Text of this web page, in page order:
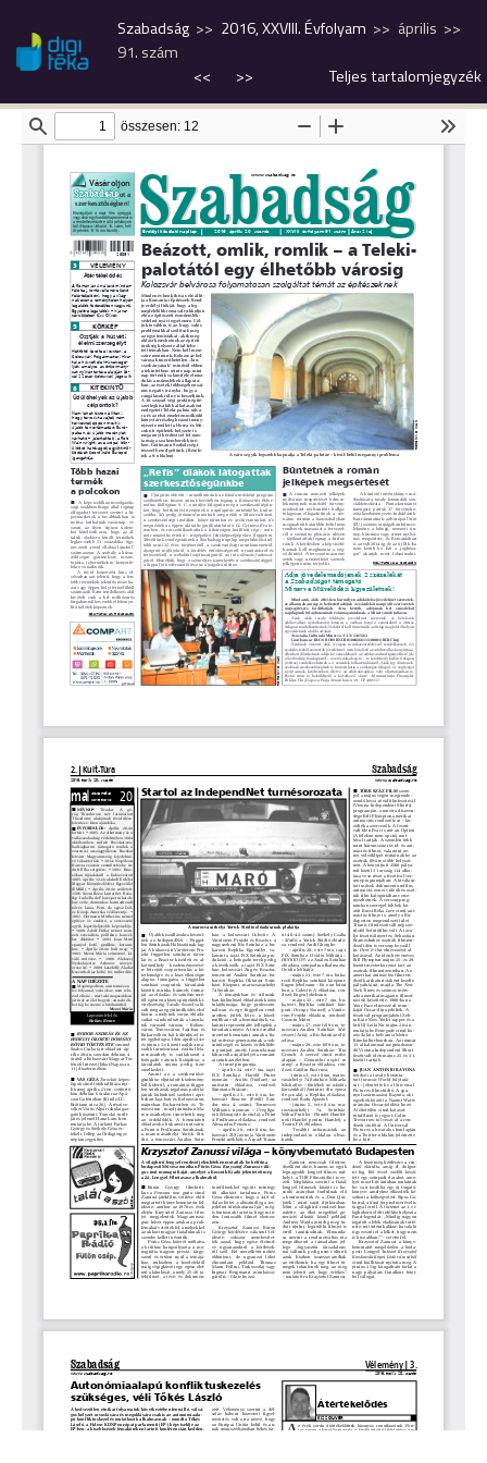
Szabadság 2016, XXVIII. Évfolyam
április
91. szám
<<
>> Teljes tartalomjegyzék